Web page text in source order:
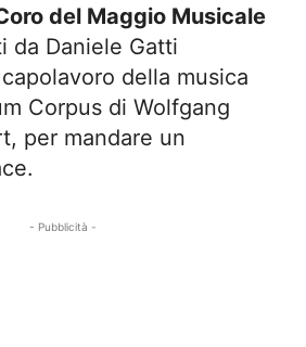
del Maggio Musicale
da Daniele Gatti
della musica
Corpus di Wolfgang
per mandare un
- Pubblicità -